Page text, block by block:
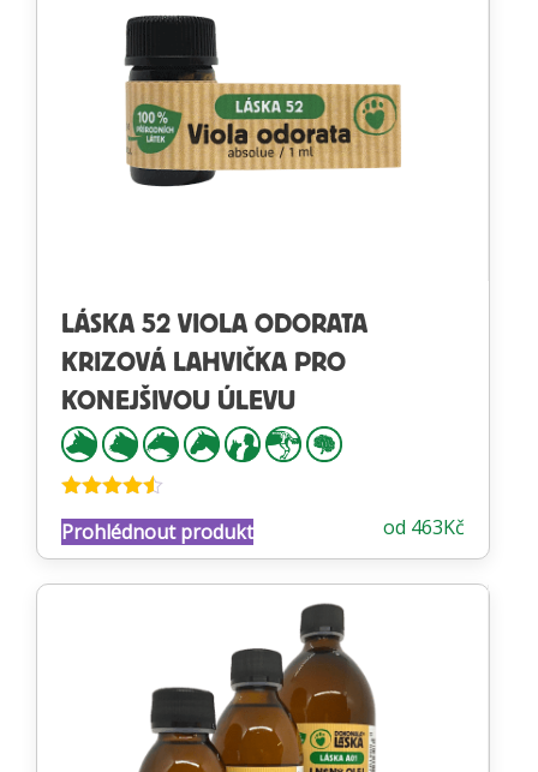
LÁSKA 52 VIOLA ODORATA
KRIZOVÁ LAHVIČKA PRO
KONEJŠIVOU ÚLEVU
4.47z 5 od 463Kč
Prohlédnout produkt